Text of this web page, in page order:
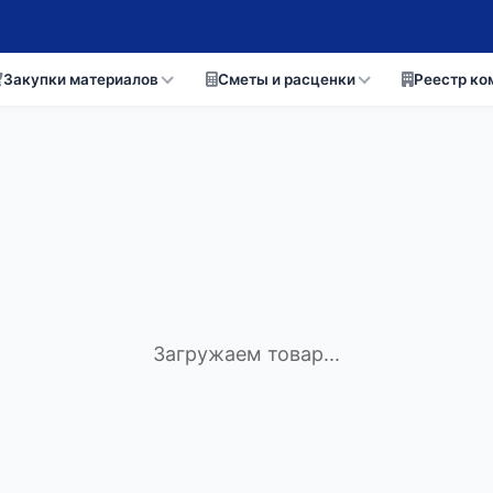
Закупки материалов Сметы и расценки Реестр
Загружаем товар...